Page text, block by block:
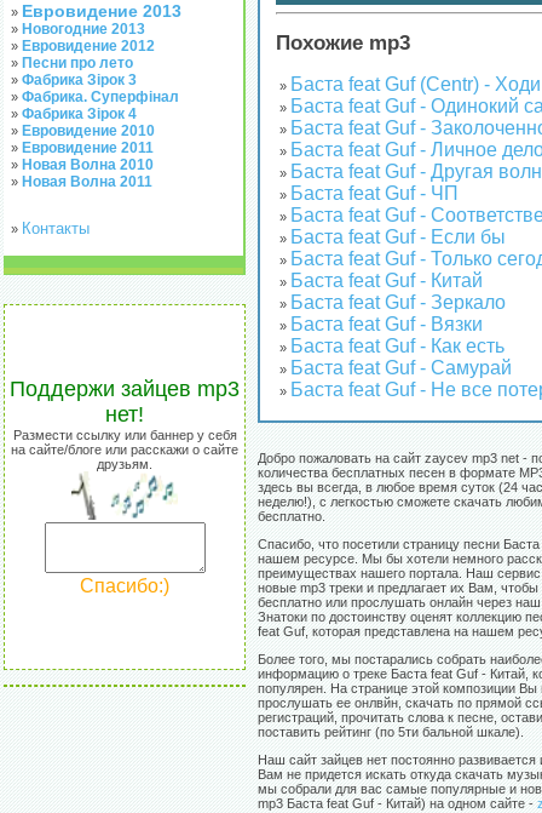
» Евровидение 2013
» Новогодние 2013
» Евровидение 2012
» Песни про лето
» Фабрика Зірок 3
» Фабрика. Суперфінал
» Фабрика Зірок 4
» Евровидение 2010
» Евровидение 2011
» Новая Волна 2010
» Новая Волна 2011
» Контакты
Поддержи зайцев mp3
нет!
Размести ссылку или баннер у себя
на сайте/блоге или расскажи о сайте
друзьям.
Спасибо:)
Похожие mp3
» Баста feat Guf (Centr) -
» Баста feat Guf - Одинокий
» Баста feat Guf -
» Баста feat Guf - Личное
» Баста feat Guf - Другая
» Баста feat Guf - ЧП
» Баста feat Guf -
» Баста feat Guf - Если бы
» Баста feat Guf - Только
» Баста feat Guf - Китай
» Баста feat Guf - Зеркало
» Баста feat Guf - Вязки
» Баста feat Guf - Как есть
» Баста feat Guf - Самурай
» Баста feat Guf - Не все
Добро пожаловать на сайт zaycev mp3 net -
количества бесплатных песен в формате
здесь вы всегда, в любое время суток (24
неделю!), с легкостью сможете скачать
бесплатно.
Спасибо, что посетили страницу песни
нашем ресурсе. Мы бы хотели немного
преимуществах нашего портала. Наш
новые mp3 треки и предлагает их Вам,
бесплатно или прослушать онлайн через
Знатоки по достоинству оценят коллекцию
feat Guf, которая представлена на нашем
Более того, мы постарались собрать
информацию о треке Баста feat Guf - Китай,
популярен. На странице этой композиции
прослушать ее онлвйн, скачать по прямой
регистраций, прочитать слова к песне,
поставить рейтинг (по 5ти бальной шкале).
Наш сайт зайцев нет постоянно
Вам не придется искать откуда скачать
мы собрали для вас самые популярные и
mp3 Баста feat Guf - Китай) на одном сайте -